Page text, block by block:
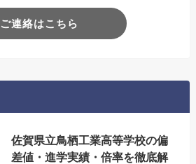
ご連絡はこちら
佐賀県立鳥栖工業高等学校の偏
差値・進学実績・倍率を徹底解